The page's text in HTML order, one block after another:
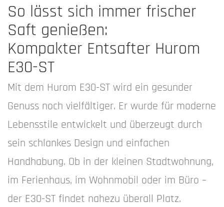
So lässt sich immer frischer
Saft genießen:
Kompakter Entsafter Hurom
E30-ST
Mit dem Hurom E30-ST wird ein gesunder
Genuss noch vielfältiger. Er wurde für moderne
Lebensstile entwickelt und überzeugt durch
sein schlankes Design und einfachen
Handhabung. Ob in der kleinen Stadtwohnung,
im Ferienhaus, im Wohnmobil oder im Büro –
der E30-ST findet nahezu überall Platz.